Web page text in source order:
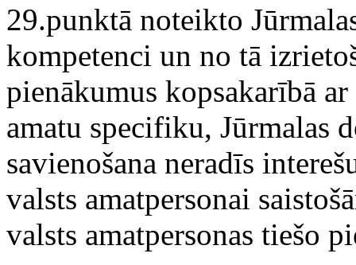
29.punktā noteikto
kompetenci un no tā
pienākumus kopsakarībā
amatu specifiku, Jūrmalas
savienošana neradīs
valsts amatpersonai
valsts amatpersonas tiešo